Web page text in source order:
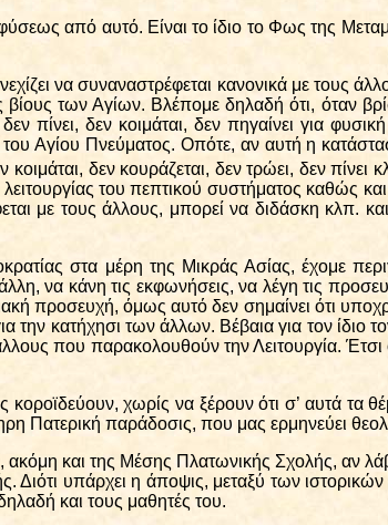
φύσεως από αυτό. Είναι το ίδιο το Φως της
να συναναστρέφεται κανονικά με τους
βίους των Αγίων. Βλέπομε δηλαδή ότι, όταν
πίνει, δεν κοιμάται, δεν πηγαίνει για
Αγίου Πνεύματος. Οπότε, αν αυτή η
δεν κουράζεται, δεν τρώει, δεν
του πεπτικού συστήματος καθώς
με τους άλλους, μπορεί να διδάσκη κλπ.
στα μέρη της Μικράς Ασίας, έχομε
να κάνη τις εκφωνήσεις, να λέγη τις
προσευχή, όμως αυτό δεν σημαίνει ότι
την κατήχησι των άλλων. Βέβαια για τον ίδιο
που παρακολουθούν την Λειτουργία.
χωρίς να ξέρουν ότι σ’ αυτά τα
Πατερική παράδοσις, που μας ερμηνεύει
ακόμη και της Μέσης Πλατωνικής Σχολής, αν
υπάρχει η άποψις, μεταξύ των
και τους μαθητές του.